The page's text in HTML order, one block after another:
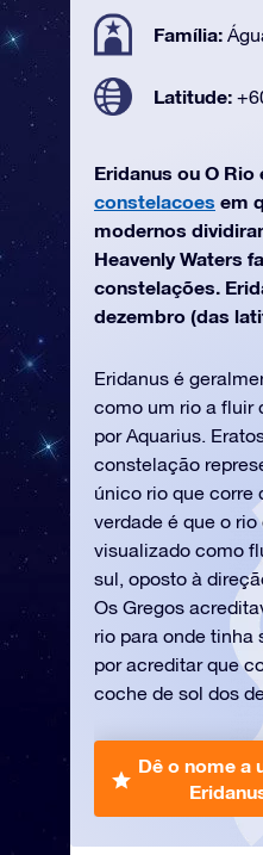
Família:
Latitude:
Eridanus ou O Rio
constelacoes em
modernos
Heavenly Waters
constelações.
dezembro (das
Eridanus é
como um rio a fluir
por Aquarius.
constelação
único rio que corre
verdade é que o
visualizado como
sul, oposto à
Os Gregos
rio para onde tinha
por acreditar que
coche de sol dos
Dê o nome a